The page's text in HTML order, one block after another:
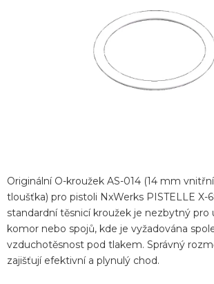
Originální O-kroužek AS-014 (14 mm
tloušťka) pro pistoli NxWerks PISTELLE X-
standardní těsnicí kroužek je nezbytný pro
komor nebo spojů, kde je vyžadována
vzduchotěsnost pod tlakem. Správný
zajišťují efektivní a plynulý chod.